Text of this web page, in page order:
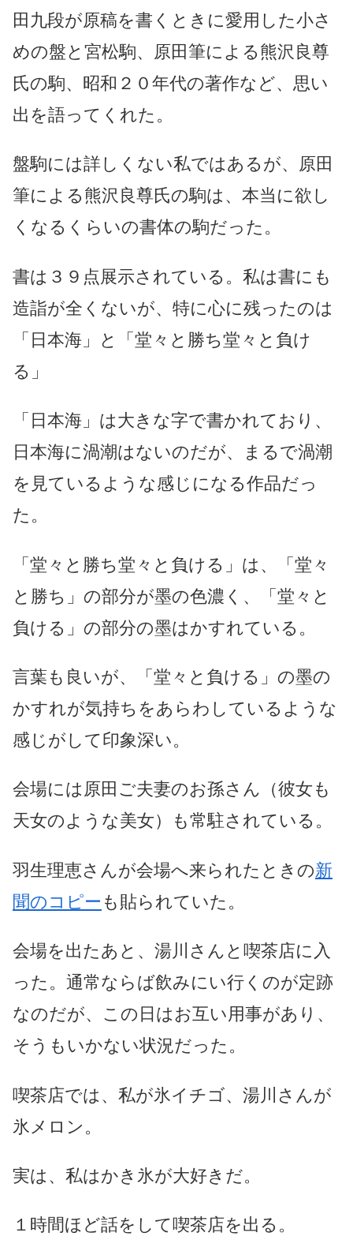
田九段が原稿を書くときに愛用した小さ
めの盤と宮松駒、原田筆による熊沢良尊
氏の駒、昭和２０年代の著作など、思い
出を語ってくれた。
盤駒には詳しくない私ではあるが、原田
筆による熊沢良尊氏の駒は、本当に欲し
くなるくらいの書体の駒だった。
書は３９点展示されている。私は書にも
造詣が全くないが、特に心に残ったのは
「日本海」と「堂々と勝ち堂々と負け
る」
「日本海」は大きな字で書かれており、
日本海に渦潮はないのだが、まるで渦潮
を見ているような感じになる作品だっ
た。
「堂々と勝ち堂々と負ける」は、「堂々
と勝ち」の部分が墨の色濃く、「堂々と
負ける」の部分の墨はかすれている。
言葉も良いが、「堂々と負ける」の墨の
かすれが気持ちをあらわしているような
感じがして印象深い。
会場には原田ご夫妻のお孫さん（彼女も
天女のような美女）も常駐されている。
羽生理恵さんが会場へ来られたときの新
聞のコピー も貼られていた。
会場を出たあと、湯川さんと喫茶店に入
った。通常ならば飲みにい行くのが定跡
なのだが、この日はお互い用事があり、
そうもいかない状況だった。
喫茶店では、私が氷イチゴ、湯川さんが
氷メロン。
実は、私はかき氷が大好きだ。
１時間ほど話をして喫茶店を出る。